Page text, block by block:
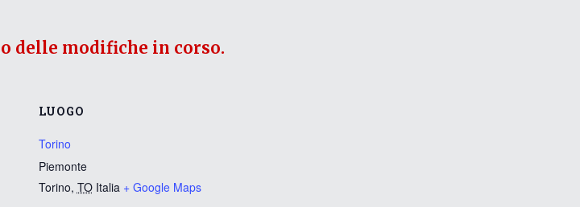
LUOGO
Torino
Piemonte
Torino, TO Italia + Google Maps
delle modifiche in corso.